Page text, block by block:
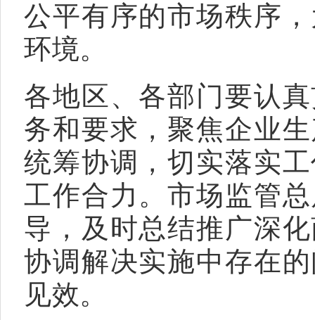
公平有序的市场秩序
环境。
各地区、各部门要认
务和要求，聚焦企业
统筹协调，切实落实
工作合力。市场监管
导，及时总结推广深
协调解决实施中存在
见效。